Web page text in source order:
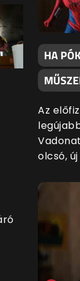
HA
Az
olcsó,